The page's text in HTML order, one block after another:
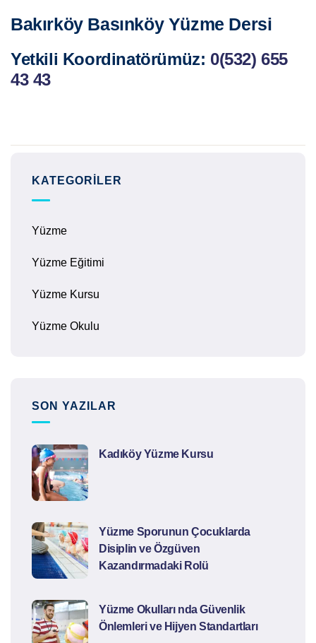
Bakırköy Basınköy Yüzme Dersi
Yetkili Koordinatörümüz: 0(532) 655
43 43
KATEGORILER
Yüzme
Yüzme Eğitimi
Yüzme Kursu
Yüzme Okulu
SON YAZILAR
Kadıköy Yüzme Kursu
Yüzme Sporunun Çocuklarda
Disiplin ve Özgüven
Kazandırmadaki Rolü
Yüzme Okulları nda Güvenlik
Önlemleri ve Hijyen Standartları